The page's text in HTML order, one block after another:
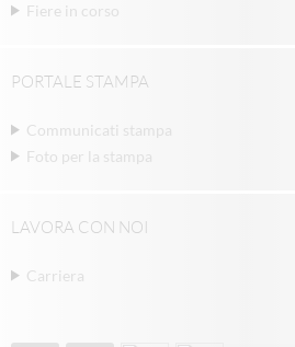
Fiere in corso
PORTALE STAMPA
Communicati stampa
Foto per la stampa
LAVORA CON NOI
Carriera